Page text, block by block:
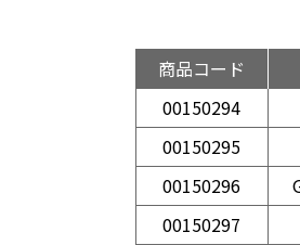
商品コード
00150294
00150295
00150296
00150297